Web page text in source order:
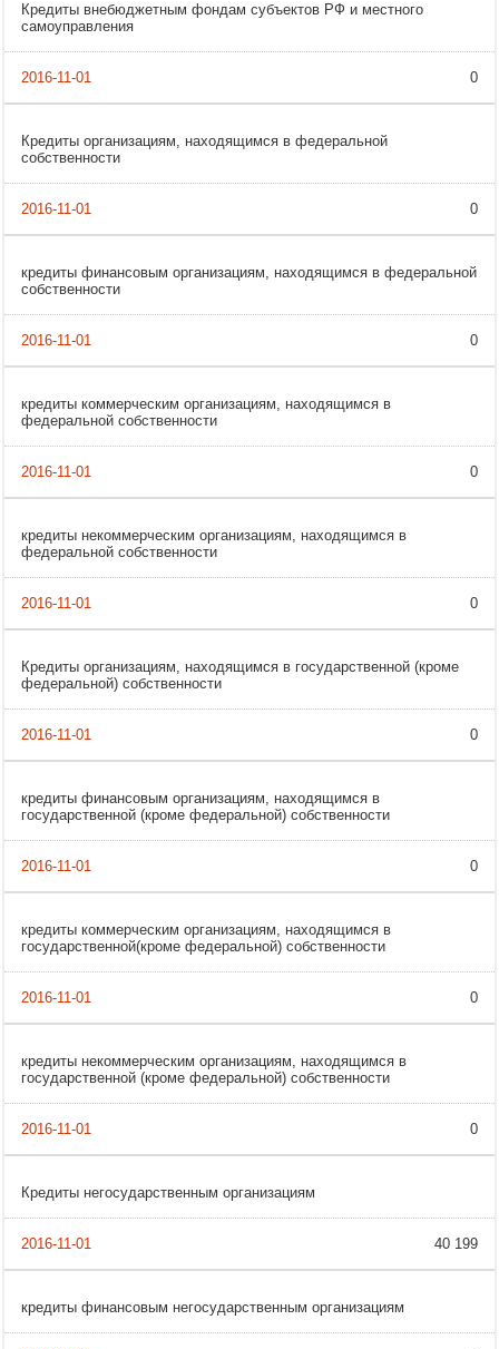
Кредиты внебюджетным фондам субъектов РФ и местного
самоуправления
0
Кредиты организациям, находящимся в федеральной
собственности
0
кредиты финансовым организациям, находящимся в федеральной
собственности
0
кредиты коммерческим организациям, находящимся в
федеральной собственности
0
кредиты некоммерческим организациям, находящимся в
федеральной собственности
0
Кредиты организациям, находящимся в государственной (кроме
федеральной) собственности
0
кредиты финансовым организациям, находящимся в
государственной (кроме федеральной) собственности
0
кредиты коммерческим организациям, находящимся в
государственной(кроме федеральной) собственности
0
кредиты некоммерческим организациям, находящимся в
государственной (кроме федеральной) собственности
0
Кредиты негосударственным организациям
40 199
кредиты финансовым негосударственным организациям